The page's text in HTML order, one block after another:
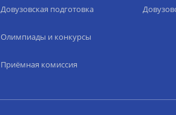
Довузовская подготовка
Олимпиады и конкурсы
Приёмная комиссия